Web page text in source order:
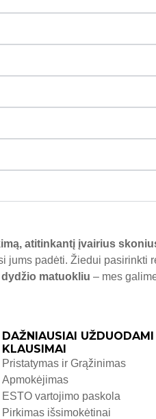
atitinkantį įvairius
padėti. Žiedui
matuokliu – mes
DAŽNIAUSIAI UŽDUODAMI
KLAUSIMAI
Pristatymas ir Grąžinimas
Apmokėjimas
ESTO vartojimo paskola
Pirkimas išsimokėtinai